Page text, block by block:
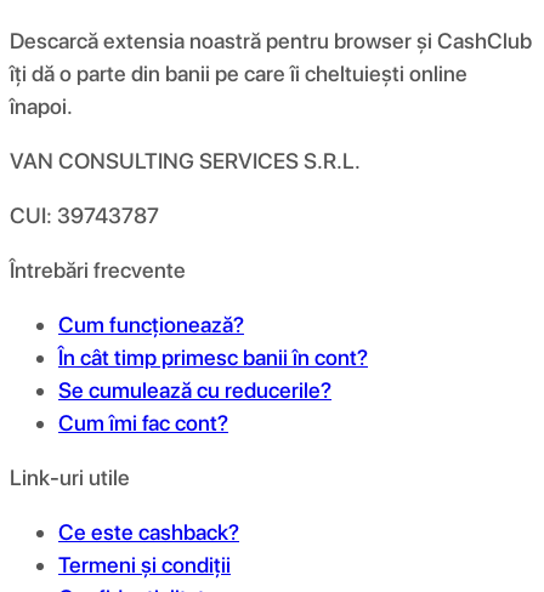
Descarcă extensia noastră pentru browser și CashClub
îți dă o parte din banii pe care îi cheltuiești online
înapoi.
VAN CONSULTING SERVICES S.R.L.
CUI: 39743787
Întrebări frecvente
Cum funcționează?
În cât timp primesc banii în cont?
Se cumulează cu reducerile?
Cum îmi fac cont?
Link-uri utile
Ce este cashback?
Termeni și condiții